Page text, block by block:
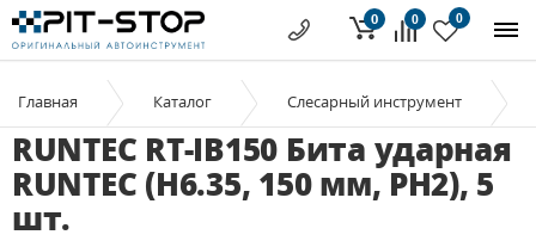
0 0
0
Главная Каталог Слесарный инструмент
RUNTEC RT-IB150 Бита ударная
RUNTEC (H6.35, 150 мм, PH2), 5
шт.